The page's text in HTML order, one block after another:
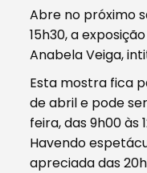
Abre no próximo
15h30, a
Anabela Veiga,
Esta mostra fica
de abril e pode
feira, das 9h00 às
Havendo
apreciada das